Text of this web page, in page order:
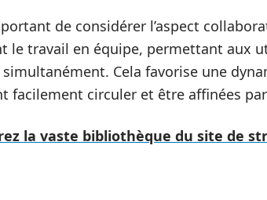
de considérer l’aspect
le travail en équipe, permettant aux
simultanément. Cela favorise une
facilement circuler et être affinées
la vaste bibliothèque du site de